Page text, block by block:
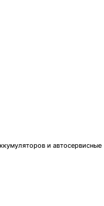
и автосервисные